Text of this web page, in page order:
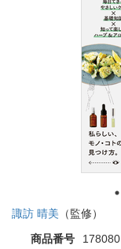
諏訪 晴美 （監修）
商品番号
178080